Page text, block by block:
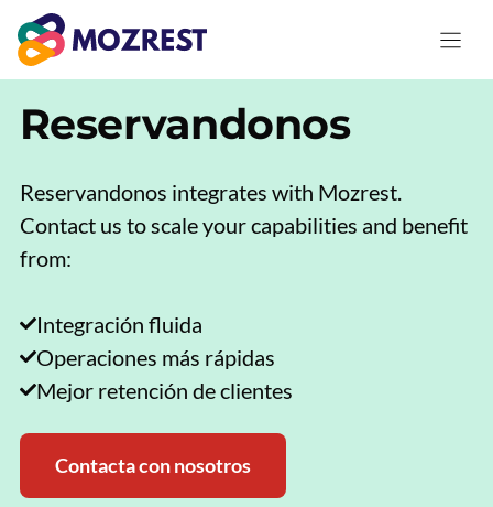
Saltar
contenido
Reservandonos
Reservandonos integrates with Mozrest.
Contact us to scale your capabilities and benefit
from:
Integración fluida
Operaciones más rápidas
Mejor retención de clientes
Contacta con nosotros